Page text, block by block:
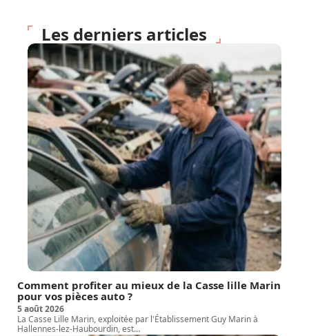
Les derniers articles
Comment profiter au mieux de la Casse lille Marin
pour vos pièces auto ?
5 août 2026
La Casse Lille Marin, exploitée par l'Établissement Guy Marin à
Hallennes-lez-Haubourdin, est…